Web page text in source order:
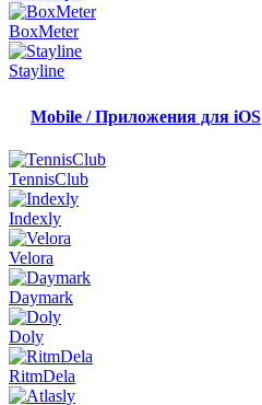
BoxMeter
Stayline
Mobile / Приложения для iOS
TennisClub
Indexly
Velora
Daymark
Doly
RitmDela